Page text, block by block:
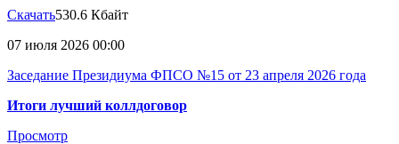
Скачать530.6 Кбайт
07 июля 2026 00:00
Заседание Президиума ФПСО №15 от 23 апреля 2026 года
Итоги лучший коллдоговор
Просмотр